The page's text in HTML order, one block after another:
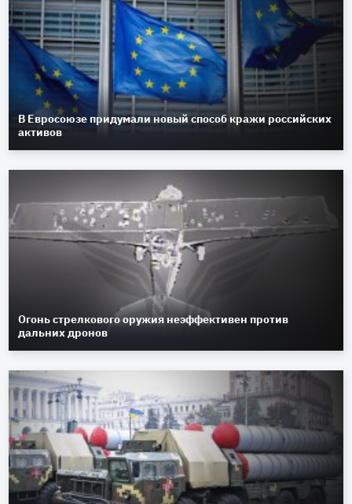
В Евросоюзе придумали новый способ кражи российских
активов
Огонь стрелкового оружия неэффективен против
дальних дронов